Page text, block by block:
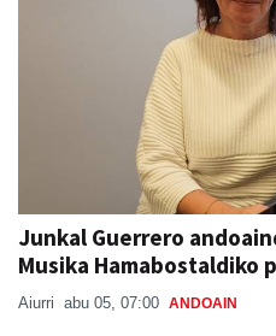
Junkal Guerrero
Musika Hamabostaldiko
Aiurri abu 05, 07:00 ANDOAIN